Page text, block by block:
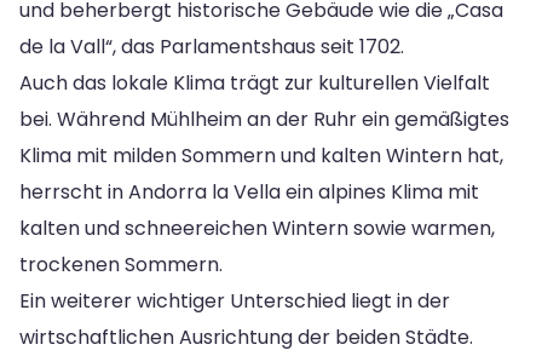
und beherbergt historische Gebäude wie die „Casa
de la Vall“, das Parlamentshaus seit 1702.
Auch das lokale Klima trägt zur kulturellen Vielfalt
bei. Während Mühlheim an der Ruhr ein gemäßigtes
Klima mit milden Sommern und kalten Wintern hat,
herrscht in Andorra la Vella ein alpines Klima mit
kalten und schneereichen Wintern sowie warmen,
trockenen Sommern.
Ein weiterer wichtiger Unterschied liegt in der
wirtschaftlichen Ausrichtung der beiden Städte.